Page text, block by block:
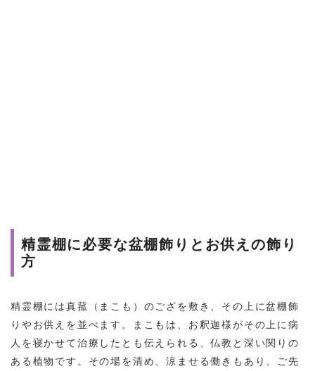
精霊棚に必要な盆棚飾りとお供えの飾り
方
精霊棚には真菰（まこも）のござを敷き、その上に盆棚飾
りやお供えを並べます。まこもは、お釈迦様がその上に病
人を寝かせて治療したとも伝えられる、仏教と深い関りの
ある植物です。その場を清め、涼ませる働きもあり、ご先